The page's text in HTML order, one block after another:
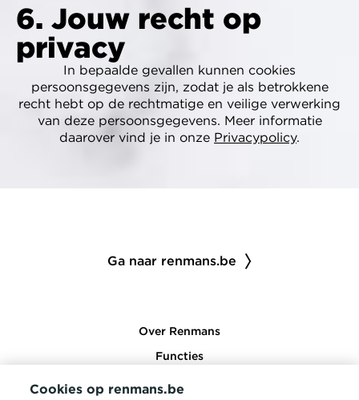
6. Jouw recht op
privacy
In bepaalde gevallen kunnen cookies
persoonsgegevens zijn, zodat je als betrokkene
recht hebt op de rechtmatige en veilige verwerking
van deze persoonsgegevens. Meer informatie
daarover vind je in onze Privacypolicy.
Ga naar renmans.be
Over Renmans
Functies
Opleidingen
Cookies op renmans.be